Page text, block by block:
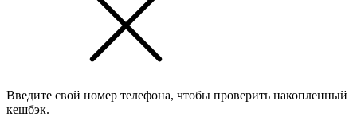
Введите свой номер телефона, чтобы проверить накопленный
кешбэк.